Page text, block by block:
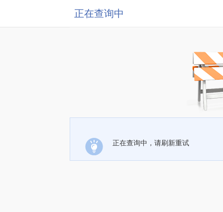
正在查询中
正在查询中，请刷新重试